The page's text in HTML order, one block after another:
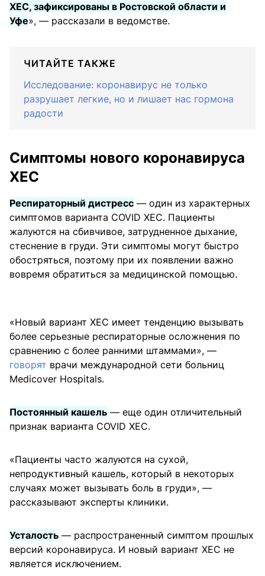
XEC, зафиксированы в Ростовской области и
Уфе», — рассказали в ведомстве.
ЧИТАЙТЕ ТАКЖЕ
Исследование: коронавирус не только
разрушает легкие, но и лишает нас гормона
радости
Симптомы нового коронавируса
XEC
Респираторный дистресс — один из характерных
симптомов варианта COVID XEC. Пациенты
жалуются на сбивчивое, затрудненное дыхание,
стеснение в груди. Эти симптомы могут быстро
обостряться, поэтому при их появлении важно
вовремя обратиться за медицинской помощью.
«Новый вариант XEC имеет тенденцию вызывать
более серьезные респираторные осложнения по
сравнению с более ранними штаммами», —
говорят врачи международной сети больниц
Medicover Hospitals.
Постоянный кашель — еще один отличительный
признак варианта COVID XEC.
«Пациенты часто жалуются на сухой,
непродуктивный кашель, который в некоторых
случаях может вызывать боль в груди», —
рассказывают эксперты клиники.
Усталость — распространенный симптом прошлых
версий коронавируса. И новый вариант XEC не
является исключением.